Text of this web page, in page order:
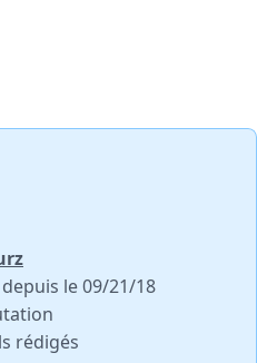
le 09/21/18
rédigés